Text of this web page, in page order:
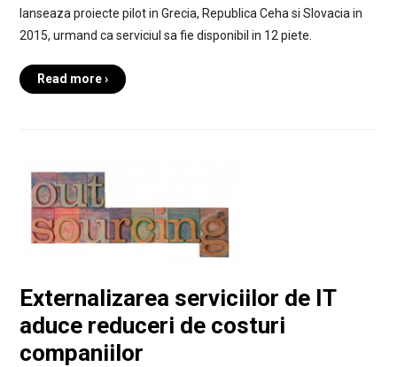
lanseaza proiecte pilot in Grecia, Republica Ceha si Slovacia in
2015, urmand ca serviciul sa fie disponibil in 12 piete.
Read more ›
Externalizarea serviciilor de IT
aduce reduceri de costuri
companiilor